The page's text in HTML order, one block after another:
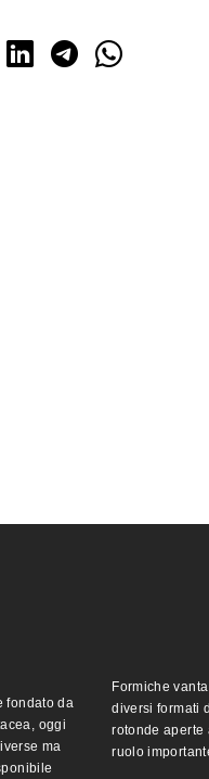
fondato da
oggi
ma
Formiche
diversi formati
rotonde aperte
ruolo